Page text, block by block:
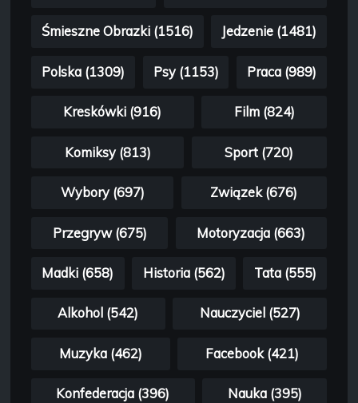
Śmieszne Obrazki (1516) Jedzenie (1481)
Polska (1309) Psy (1153) Praca (989)
Kreskówki (916) Film (824)
Komiksy (813) Sport (720)
Wybory (697) Związek (676)
Przegryw (675) Motoryzacja (663)
Madki (658) Historia (562) Tata (555)
Alkohol (542) Nauczyciel (527)
Muzyka (462) Facebook (421)
Konfederacja (396) Nauka (395)